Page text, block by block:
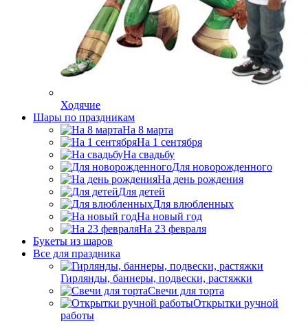
Ходячие
Шары по праздникам
На 8 марта
На 1 сентября
На свадьбу
Для новорожденного
На день рождения
Для детей
Для влюбленных
На новый год
На 23 февраля
Букеты из шаров
Bсе для праздника
Гирлянды, баннеры, подвески, растяжки
Свечи для торта
Открытки ручной
работы